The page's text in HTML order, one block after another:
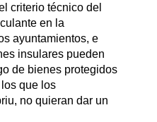
criterio técnico del
en la
ayuntamientos, e
insulares pueden
de bienes protegidos
que los
no quieran dar un